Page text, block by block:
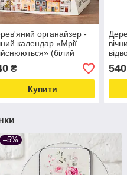
органайзер -
календар «Мрії
(білий
розмір 14х12х9,5
₴
Купити
540
–5%